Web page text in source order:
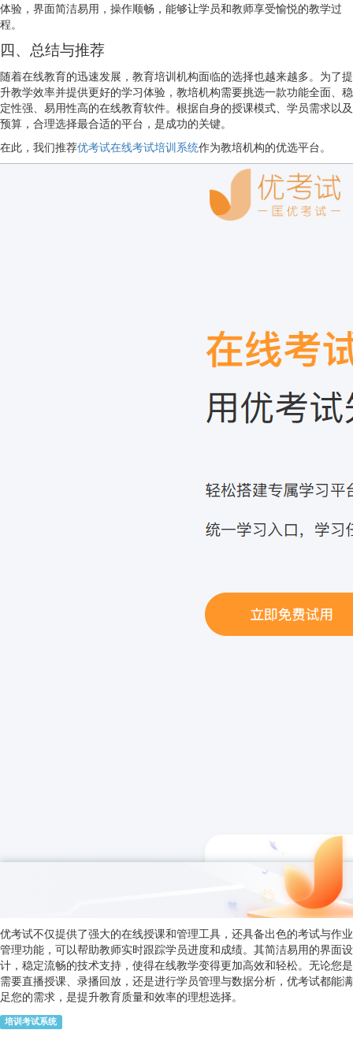
体验，界面简洁易用，操作顺畅，能够让学员和教师享受愉悦的教学过
程。
四、总结与推荐
随着在线教育的迅速发展，教育培训机构面临的选择也越来越多。为了提
升教学效率并提供更好的学习体验，教培机构需要挑选一款功能全面、稳
定性强、易用性高的在线教育软件。根据自身的授课模式、学员需求以及
预算，合理选择最合适的平台，是成功的关键。
在此，我们推荐优考试在线考试培训系统作为教培机构的优选平台。
优考试不仅提供了强大的在线授课和管理工具，还具备出色的考试与作业
管理功能，可以帮助教师实时跟踪学员进度和成绩。其简洁易用的界面设
计，稳定流畅的技术支持，使得在线教学变得更加高效和轻松。无论您是
需要直播授课、录播回放，还是进行学员管理与数据分析，优考试都能满
足您的需求，是提升教育质量和效率的理想选择。
培训考试系统